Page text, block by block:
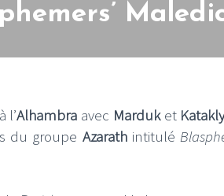
l’Alhambra avec Marduket
du groupe Azarathintitulé